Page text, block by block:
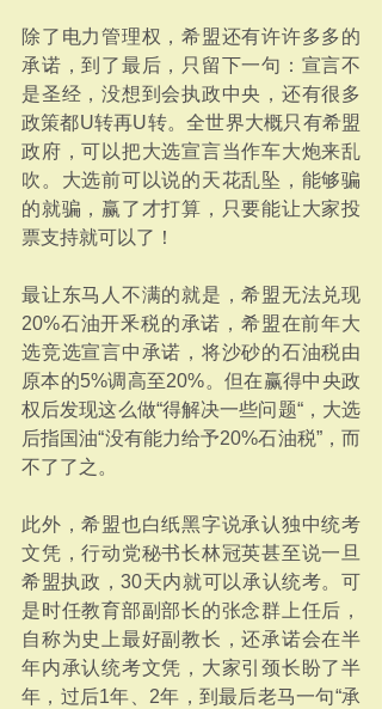
除了电力管理权，希盟还有许许多多的
承诺，到了最后，只留下一句：宣言不
是圣经，没想到会执政中央，还有很多
政策都U转再U转。全世界大概只有希盟
政府，可以把大选宣言当作车大炮来乱
吹。大选前可以说的天花乱坠，能够骗
的就骗，赢了才打算，只要能让大家投
票支持就可以了！
最让东马人不满的就是，希盟无法兑现
20%石油开釆税的承诺，希盟在前年大
选竞选宣言中承诺，将沙砂的石油税由
原本的5%调高至20%。但在赢得中央政
权后发现这么做“得解决一些问题“，大选
后指国油“没有能力给予20%石油税”，而
不了了之。
此外，希盟也白纸黑字说承认独中统考
文凭，行动党秘书长林冠英甚至说一旦
希盟执政，30天内就可以承认统考。可
是时任教育部副部长的张念群上任后，
自称为史上最好副教长，还承诺会在半
年内承认统考文凭，大家引颈长盼了半
年，过后1年、2年，到最后老马一句“承